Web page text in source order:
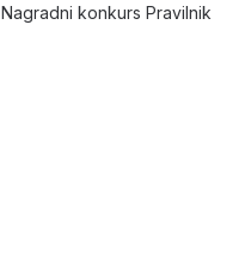
Nagradni konkurs Pravilnik